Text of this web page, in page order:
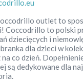
outlet to
Coccodrillo to polski
dziecięcych i
dla dzieci w
co dzień.
są dedykowane dla